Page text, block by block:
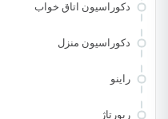
دکوراسیون اتاق خواب
دکوراسیون منزل
راینو
رپورتاژ